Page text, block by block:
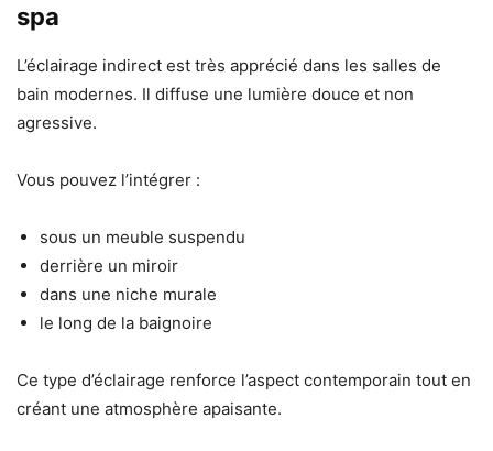
spa
L’éclairage indirect est très apprécié dans les salles de
bain modernes. Il diffuse une lumière douce et non
agressive.
Vous pouvez l’intégrer :
sous un meuble suspendu
derrière un miroir
dans une niche murale
le long de la baignoire
Ce type d’éclairage renforce l’aspect contemporain tout en
créant une atmosphère apaisante.